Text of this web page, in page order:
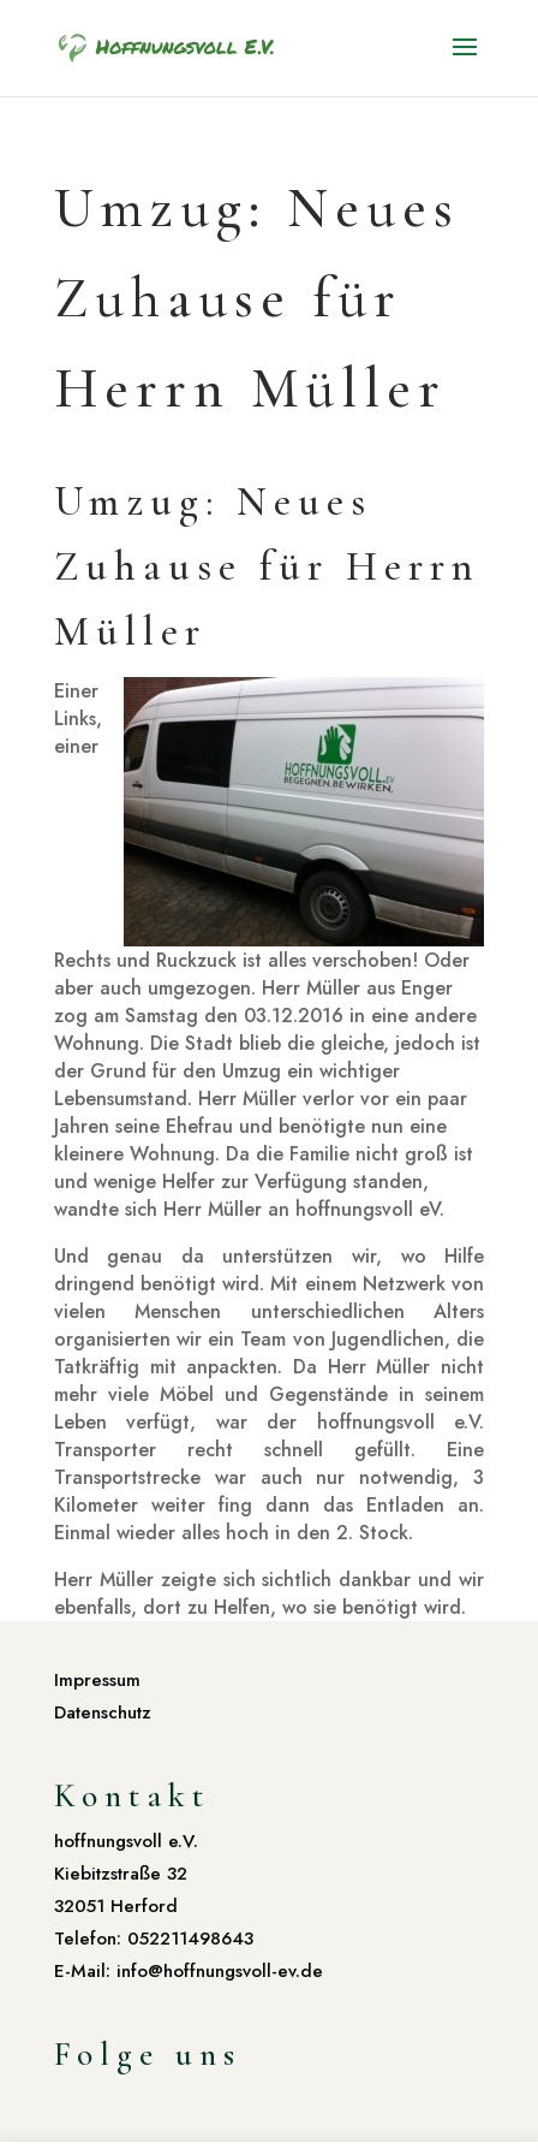
Umzug: Neues
Zuhause für
Herrn Müller
Umzug: Neues
Zuhause für Herrn
Müller
Einer
Links,
einer
Rechts und Ruckzuck ist alles verschoben! Oder
aber auch umgezogen. Herr Müller aus Enger
zog am Samstag den 03.12.2016 in eine andere
Wohnung. Die Stadt blieb die gleiche, jedoch ist
der Grund für den Umzug ein wichtiger
Lebensumstand. Herr Müller verlor vor ein paar
Jahren seine Ehefrau und benötigte nun eine
kleinere Wohnung. Da die Familie nicht groß ist
und wenige Helfer zur Verfügung standen,
wandte sich Herr Müller an hoffnungsvoll eV.
Und genau da unterstützen wir, wo Hilfe
dringend benötigt wird. Mit einem Netzwerk von
vielen Menschen unterschiedlichen Alters
organisierten wir ein Team von Jugendlichen, die
Tatkräftig mit anpackten. Da Herr Müller nicht
mehr viele Möbel und Gegenstände in seinem
Leben verfügt, war der hoffnungsvoll e.V.
Transporter recht schnell gefüllt. Eine
Transportstrecke war auch nur notwendig, 3
Kilometer weiter fing dann das Entladen an.
Einmal wieder alles hoch in den 2. Stock.
Herr Müller zeigte sich sichtlich dankbar und wir
ebenfalls, dort zu Helfen, wo sie benötigt wird.
Impressum
Datenschutz
Kontakt
hoffnungsvoll e.V.
Kiebitzstraße 32
32051 Herford
Telefon: 052211498643
E-Mail: info@hoffnungsvoll-ev.de
Folge uns